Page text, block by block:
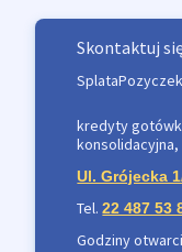
Skontaktuj
kredyty
konsolidacyjna,
Ul. Grójecka
Tel.22 487 53
Godziny